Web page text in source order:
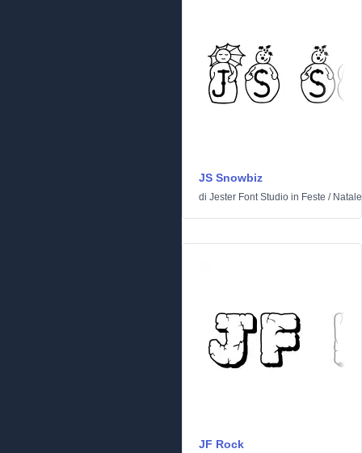
JS Snowbiz
di Jester Font Studio in Feste / Natale
JF Rock